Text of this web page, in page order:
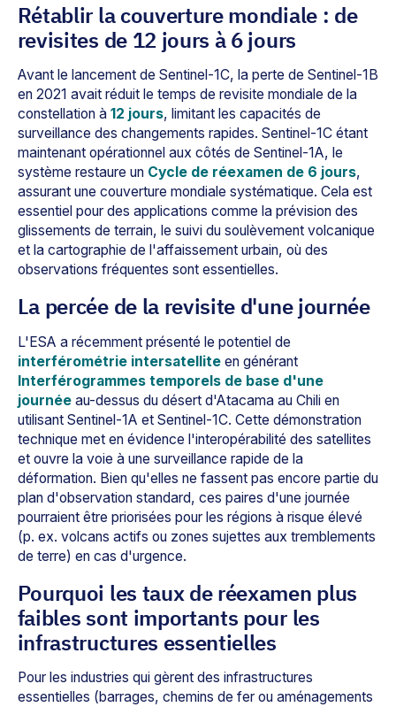
Rétablir la couverture mondiale : de
revisites de 12 jours à 6 jours
Avant le lancement de Sentinel-1C, la perte de Sentinel-1B
en 2021 avait réduit le temps de revisite mondiale de la
constellation à 12 jours, limitant les capacités de
surveillance des changements rapides. Sentinel-1C étant
maintenant opérationnel aux côtés de Sentinel-1A, le
système restaure un Cycle de réexamen de 6 jours,
assurant une couverture mondiale systématique. Cela est
essentiel pour des applications comme la prévision des
glissements de terrain, le suivi du soulèvement volcanique
et la cartographie de l'affaissement urbain, où des
observations fréquentes sont essentielles.
La percée de la revisite d'une journée
L'ESA a récemment présenté le potentiel de
interférométrie intersatelliteen générant
Interférogrammes temporels de base d'une
journéeau-dessus du désert d'Atacama au Chili en
utilisant Sentinel-1A et Sentinel-1C. Cette démonstration
technique met en évidence l'interopérabilité des satellites
et ouvre la voie à une surveillance rapide de la
déformation. Bien qu'elles ne fassent pas encore partie du
plan d'observation standard, ces paires d'une journée
pourraient être priorisées pour les régions à risque élevé
(p. ex. volcans actifs ou zones sujettes aux tremblements
de terre) en cas d'urgence.
Pourquoi les taux de réexamen plus
faibles sont importants pour les
infrastructures essentielles
Pour les industries qui gèrent des infrastructures
essentielles (barrages, chemins de fer ou aménagements